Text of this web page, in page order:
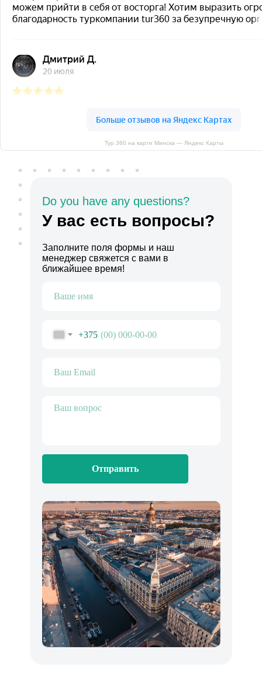
Тур 360 на карте Минска — Яндекс Карты
Do you have any questions?
У вас есть вопросы?
Заполните поля формы и наш
менеджер свяжется с вами в
ближайшее время!
+375
Отправить